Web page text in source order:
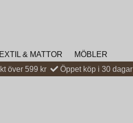
& MATTOR
MÖBLER
över 599 kr Öppet köp i 30 dagar